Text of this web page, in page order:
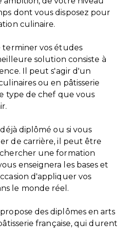
dont vous disposez pour
culinaire.
terminer vos études
solution consiste à
Il peut s'agir d'un
ou en pâtisserie
type de chef que vous
déjà diplômé ou si vous
de carrière, il peut être
une formation
enseignera les bases et
d'appliquer vos
le monde réel.
des diplômes en arts
française, qui durent